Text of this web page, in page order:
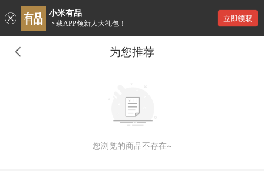
小米有品
下载APP领新人大礼包！
为您推荐
您浏览的商品不存在~